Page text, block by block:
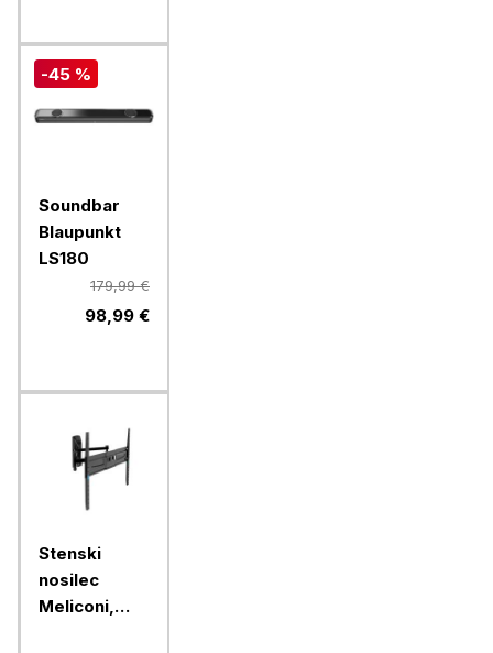
-45 %
Soundbar
Blaupunkt
LS180
179,99 €
98,99 €
Stenski
nosilec
Meliconi,